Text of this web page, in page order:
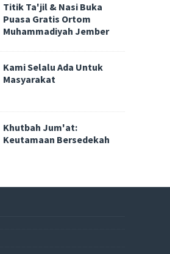
Titik Ta'jil & Nasi Buka
Puasa Gratis Ortom
Muhammadiyah Jember
Kami Selalu Ada Untuk
Masyarakat
Khutbah Jum'at:
Keutamaan Bersedekah